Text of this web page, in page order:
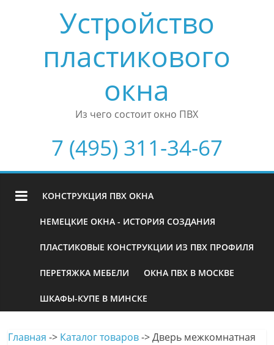
Устройство
пластикового
окна
Из чего состоит окно ПВХ
7 (495) 311-34-67
КОНСТРУКЦИЯ ПВХ ОКНА
НЕМЕЦКИЕ ОКНА - ИСТОРИЯ СОЗДАНИЯ
ПЛАСТИКОВЫЕ КОНСТРУКЦИИ ИЗ ПВХ ПРОФИЛЯ
ПЕРЕТЯЖКА МЕБЕЛИ ОКНА ПВХ В МОСКВЕ
ШКАФЫ-КУПЕ В МИНСКЕ
Главная -> Каталог товаров->Дверь межкомнатная